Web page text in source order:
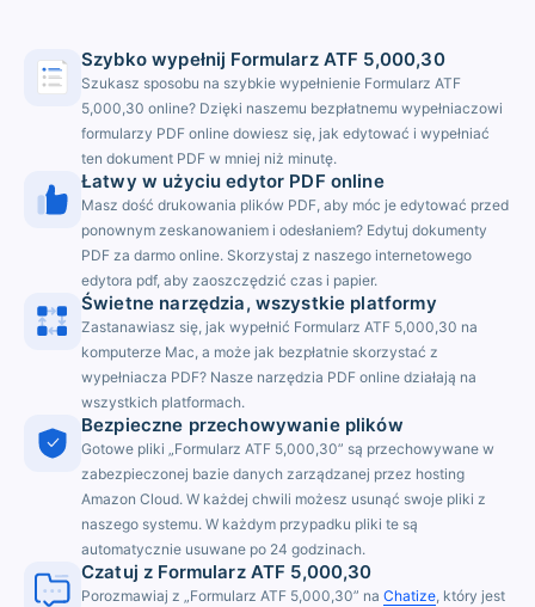
Szybko wypełnij Formularz ATF 5,000,30
Szukasz sposobu na szybkie wypełnienie Formularz ATF
5,000,30 online? Dzięki naszemu bezpłatnemu wypełniaczowi
formularzy PDF online dowiesz się, jak edytować i wypełniać
ten dokument PDF w mniej niż minutę.
Łatwy w użyciu edytor PDF online
Masz dość drukowania plików PDF, aby móc je edytować przed
ponownym zeskanowaniem i odesłaniem? Edytuj dokumenty
PDF za darmo online. Skorzystaj z naszego internetowego
edytora pdf, aby zaoszczędzić czas i papier.
Świetne narzędzia, wszystkie platformy
Zastanawiasz się, jak wypełnić Formularz ATF 5,000,30 na
komputerze Mac, a może jak bezpłatnie skorzystać z
wypełniacza PDF? Nasze narzędzia PDF online działają na
wszystkich platformach.
Bezpieczne przechowywanie plików
Gotowe pliki „Formularz ATF 5,000,30” są przechowywane w
zabezpieczonej bazie danych zarządzanej przez hosting
Amazon Cloud. W każdej chwili możesz usunąć swoje pliki z
naszego systemu. W każdym przypadku pliki te są
automatycznie usuwane po 24 godzinach.
Czatuj z Formularz ATF 5,000,30
Porozmawiaj z „Formularz ATF 5,000,30” na Chatize, który jest